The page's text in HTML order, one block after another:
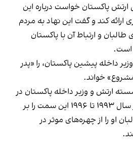
ارتش پاکستان خواست درباره این
کند و گفت این نهاد به مردم
و ارتباط آن با پاکستان
است.
وزیر داخله پیشین پاکستان، را «پدر
خواند.
ارتش و وزیر داخله پاکستان در
دولت دوم بی‌نظیر بوتو، از سال ۱۹۹۳ تا ۱۹۹۶ این سمت را بر
او را از چهره‌های موثر در